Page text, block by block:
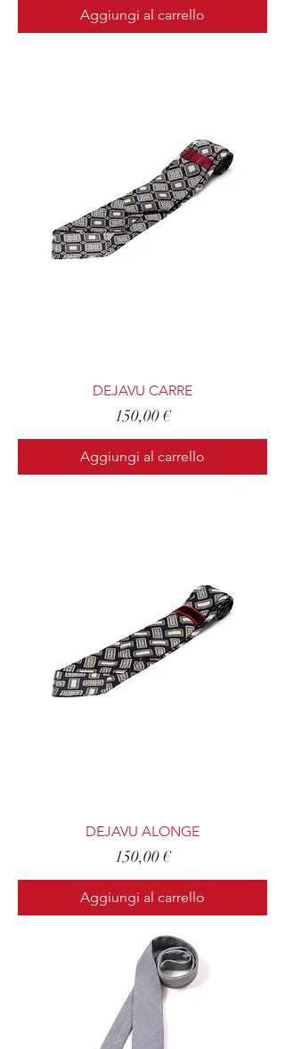
Aggiungi al carrello
DEJAVU CARRE
Prezzo
150,00 €
Aggiungi al carrello
DEJAVU ALONGE
Prezzo
150,00 €
Aggiungi al carrello